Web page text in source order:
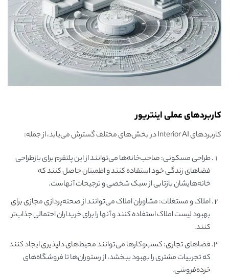
کاربردهای عملی اینتریور
کاربردهای Interior AI در بخش‌های مختلف گسترش می‌یابد، از جمله:
طراحی مسکونی: صاحب‌خانه‌ها می‌توانند از این پلتفرم برای بازطراحی
فضاهای زندگی خود استفاده کنند و اطمینان حاصل کنند که
خانه‌هایشان بازتابی از سبک شخصی و ترجیحات آنهاست.
املاک و مستغلات: مشاوران املاک می‌توانند از صحنه‌پردازی مجازی برای
بهبود لیست املاک استفاده کنند و آنها را برای خریداران احتمالی جذاب‌تر
کنند.
فضاهای تجاری: کسب‌وکارها می‌توانند محیط‌های دلپذیری ایجاد کنند
که تجربیات مشتری را بهبود ببخشد، از رستوران‌ها تا فروشگاه‌های
خرده‌فروشی.